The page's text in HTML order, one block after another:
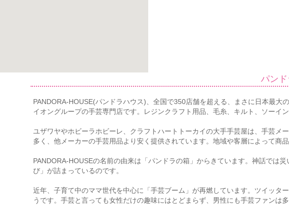
パン
PANDORA-HOUSE(パンドラハウス)、全国で350店舗を超える、まさに日本最
イオングループの手芸専門店です。レジンクラフト用品、毛糸、キルト、ソーイ
ユザワヤやホビーラホビーレ、クラフトハートトーカイの大手手芸屋は、手芸
多く、他メーカーの手芸用品より安く提供されています。地域や客層によって
PANDORA-HOUSEの名前の由来は「パンドラの箱」からきています。神話では
び」が詰まっているのです。
近年、子育て中のママ世代を中心に「手芸ブーム」が再燃しています。ツイッタ
うです。手芸と言っても女性だけの趣味にはとどまらず、男性にも手芸ファンは